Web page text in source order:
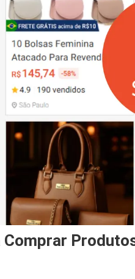
Comprar